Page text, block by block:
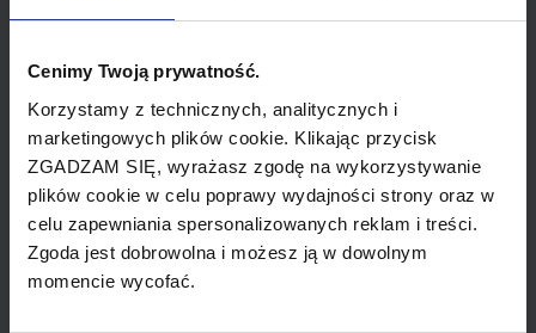
Cenimy Twoją prywatność.
Korzystamy z technicznych, analitycznych i
marketingowych plików cookie. Klikając przycisk
ZGADZAM SIĘ, wyrażasz zgodę na wykorzystywanie
plików cookie w celu poprawy wydajności strony oraz w
celu zapewniania spersonalizowanych reklam i treści.
Zgoda jest dobrowolna i możesz ją w dowolnym
momencie wycofać.
&#8211; 10 euro, od 5 do 8 dni &#8211; 45 euro,
&#8211; 105 euro, każdy dodatkowy tydzień
&#8211; 15 euro.
Wynajem samochodów
Na lotnisku można wynająć samochód od
firmy Europcar. Punkt znajduje się w
terminalu pasażerskim.